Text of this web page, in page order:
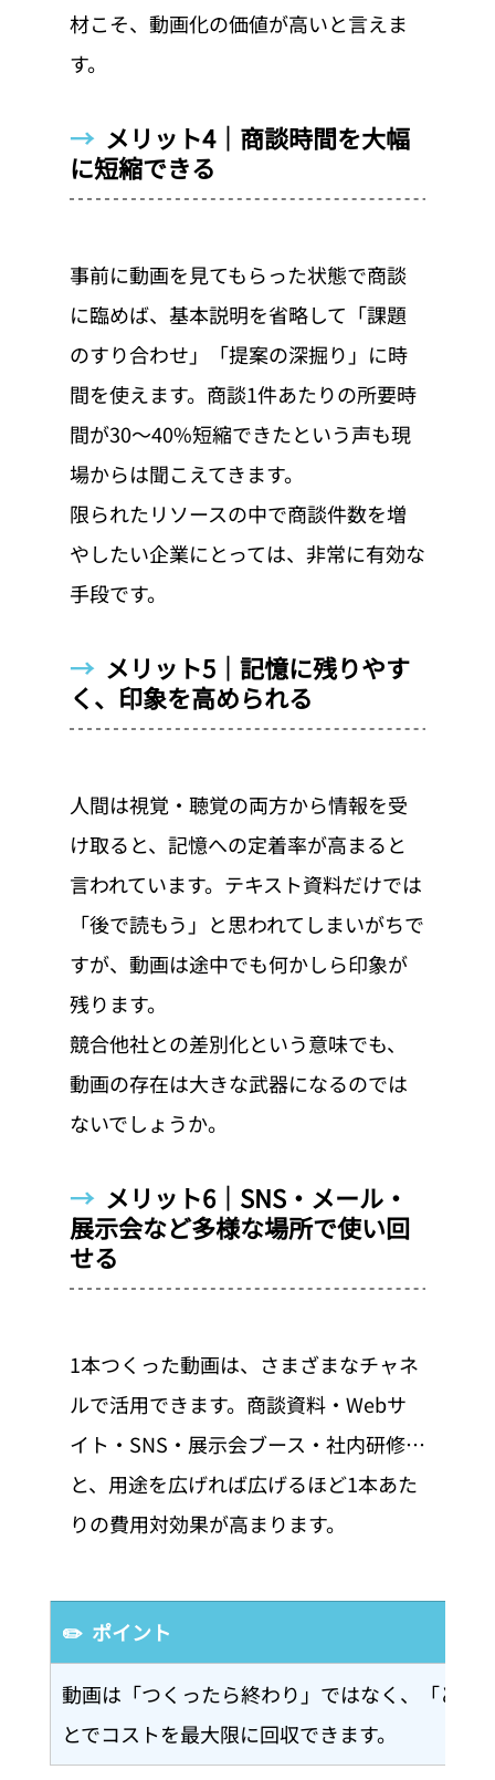
材こそ、動画化の価値が高いと言えま
す。
→ メリット4｜商談時間を大幅
に短縮できる
事前に動画を見てもらった状態で商談
に臨めば、基本説明を省略して「課題
のすり合わせ」「提案の深掘り」に時
間を使えます。商談1件あたりの所要時
間が30〜40%短縮できたという声も現
場からは聞こえてきます。
限られたリソースの中で商談件数を増
やしたい企業にとっては、非常に有効な
手段です。
→ メリット5｜記憶に残りやす
く、印象を高められる
人間は視覚・聴覚の両方から情報を受
け取ると、記憶への定着率が高まると
言われています。テキスト資料だけでは
「後で読もう」と思われてしまいがちで
すが、動画は途中でも何かしら印象が
残ります。
競合他社との差別化という意味でも、
動画の存在は大きな武器になるのでは
ないでしょうか。
→ メリット6｜SNS・メール・
展示会など多様な場所で使い回
せる
1本つくった動画は、さまざまなチャネ
ルで活用できます。商談資料・Webサ
イト・SNS・展示会ブース・社内研修…
と、用途を広げれば広げるほど1本あた
りの費用対効果が高まります。
✏️  ポイント
動画は「つくったら終わり」ではなく、「どこ
とでコストを最大限に回収できます。